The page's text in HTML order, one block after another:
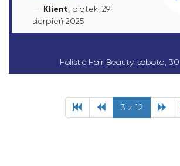
Klient , piątek, 29
sierpień 2025
Holistic Hair Beauty, sobota,
3 z 12